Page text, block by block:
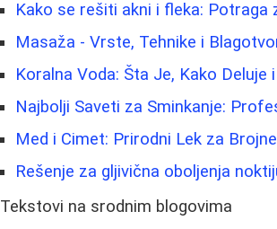
Kako se rešiti akni i fleka: Potraga
Masaža - Vrste, Tehnike i
Koralna Voda: Šta Je, Kako Deluje
Najbolji Saveti za Sminkanje:
Med i Cimet: Prirodni Lek za
Rešenje za gljivična oboljenja
Tekstovi na srodnim blogovima